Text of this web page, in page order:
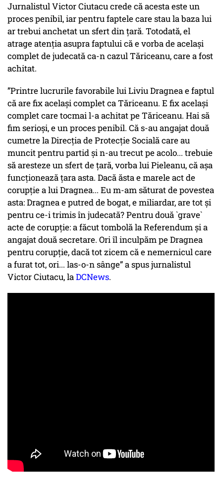
Jurnalistul Victor Ciutacu crede că acesta este un
proces penibil, iar pentru faptele care stau la baza lui
ar trebui anchetat un sfert din țară. Totodată, el
atrage atenția asupra faptului că e vorba de același
complet de judecată ca-n cazul Tăriceanu, care a fost
achitat.
”Printre lucrurile favorabile lui Liviu Dragnea e faptul
că are fix același complet ca Tăriceanu. E fix același
complet care tocmai l-a achitat pe Tăriceanu. Hai să
fim serioși, e un proces penibil. Că s-au angajat două
cumetre la Direcția de Protecție Socială care au
muncit pentru partid și n-au trecut pe acolo... trebuie
să aresteze un sfert de țară, vorba lui Pieleanu, că așa
funcționează țara asta. Dacă ăsta e marele act de
corupție a lui Dragnea... Eu m-am săturat de povestea
asta: Dragnea e putred de bogat, e miliardar, are tot și
pentru ce-i trimis în judecată? Pentru două `grave`
acte de corupție: a făcut tombolă la Referendum și a
angajat două secretare. Ori îl inculpăm pe Dragnea
pentru corupție, dacă tot zicem că e nemernicul care
a furat tot, ori... las-o-n sânge” a spus jurnalistul
Victor Ciutacu, laDCNews.